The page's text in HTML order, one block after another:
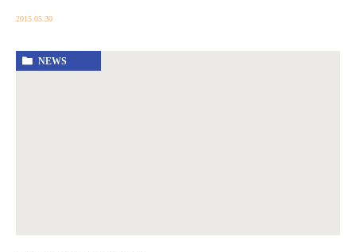
2015.05.30
NEWS